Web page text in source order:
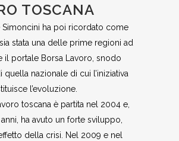
TOSCANA
Simoncini ha poi ricordato come
stata una delle prime regioni ad
il portale Borsa Lavoro, snodo
quella nazionale di cui l’iniziativa
l’evoluzione.
toscana è partita nel 2004 e,
ha avuto un forte sviluppo,
della crisi. Nel 2009 e nel